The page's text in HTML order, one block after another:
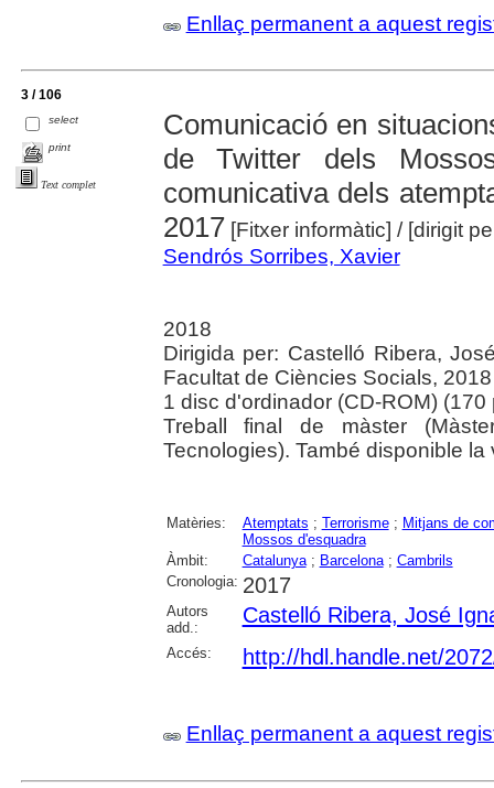
Enllaç permanent a aquest
3 / 106
select
print
Text complet
Comunicació en
de Twitter dels
comunicativa dels
2017 [Fitxer informàtic] / [dirigit
Sendrós Sorribes, Xavier
2018
Dirigida per: Castelló Ribera,
Facultat de Ciències Socials, 2018
1 disc d'ordinador (CD-ROM) (170
Treball final de màster
Tecnologies). També disponible la
Matèries: Atemptats ; Terrorisme; Mitjans de
Mossos d'esquadra
Àmbit:
Catalunya; Barcelona; Cambrils
Cronologia: 2017
Autors
add.:
Castelló Ribera, José
Accés: http://hdl.handle.net/
Enllaç permanent a aquest